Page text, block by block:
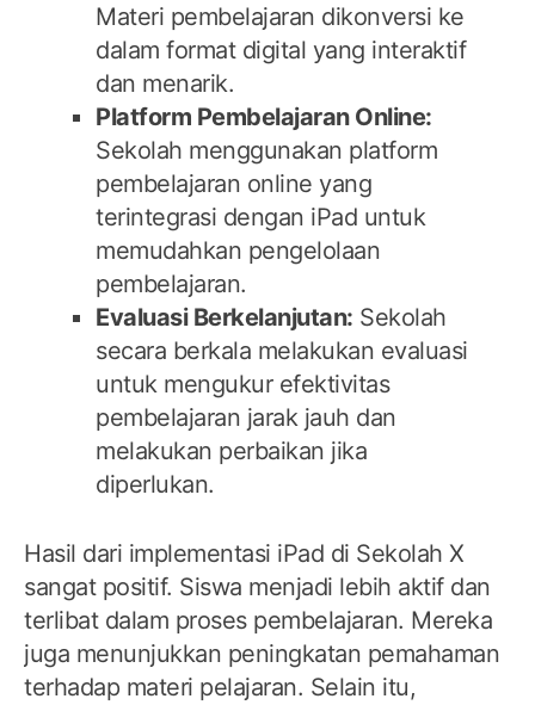
Materi pembelajaran dikonversi ke
dalam format digital yang interaktif
dan menarik.
Platform Pembelajaran Online:
Sekolah menggunakan platform
pembelajaran online yang
terintegrasi dengan iPad untuk
memudahkan pengelolaan
pembelajaran.
Evaluasi Berkelanjutan: Sekolah
secara berkala melakukan evaluasi
untuk mengukur efektivitas
pembelajaran jarak jauh dan
melakukan perbaikan jika
diperlukan.
Hasil dari implementasi iPad di Sekolah X
sangat positif. Siswa menjadi lebih aktif dan
terlibat dalam proses pembelajaran. Mereka
juga menunjukkan peningkatan pemahaman
terhadap materi pelajaran. Selain itu,